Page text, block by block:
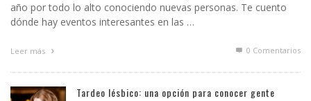
año por todo lo alto conociendo nuevas personas. Te cuento
dónde hay eventos interesantes en las …
Leer más 0 Comentarios
Tardeo lésbico: una opción para conocer gente